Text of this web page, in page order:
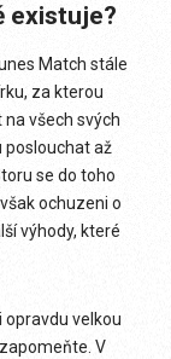
existuje?
Match stále
za kterou
všech svých
poslouchat až
se do toho
ochuzeni o
výhody, které
velkou
V